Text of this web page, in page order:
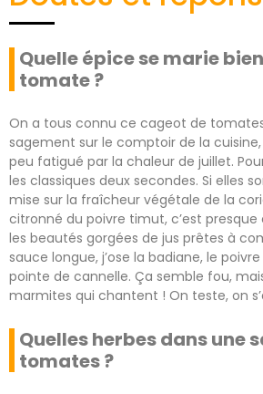
Quelle épice se marie
tomate ?
On a tous connu ce cageot de
sagement sur le comptoir de la
peu fatigué par la chaleur de juillet.
les classiques deux secondes. Si elles
mise sur la fraîcheur végétale de la
citronné du poivre timut, c’est presque
les beautés gorgées de jus prêtes à
sauce longue, j’ose la badiane, le
pointe de cannelle. Ça semble fou,
marmites qui chantent ! On teste, on
Quelles herbes dans une
tomates ?